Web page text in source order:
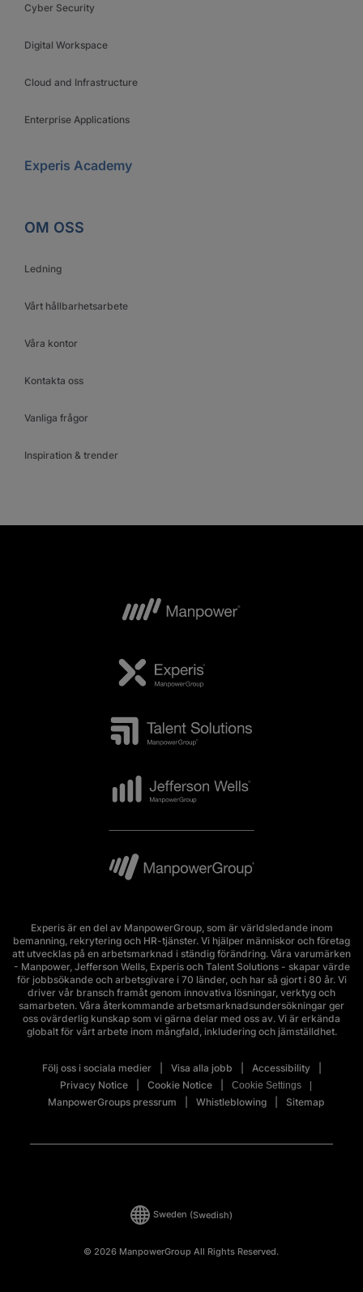
Cyber Security
Digital Workspace
Cloud and Infrastructure
Enterprise Applications
Experis Academy
OM OSS
Ledning
Vårt hållbarhetsarbete
Våra kontor
Kontakta oss
Vanliga frågor
Inspiration & trender
Experis är en del av ManpowerGroup, som är världsledande inom
bemanning, rekrytering och HR-tjänster. Vi hjälper människor och företag
att utvecklas på en arbetsmarknad i ständig förändring. Våra varumärken
- Manpower, Jefferson Wells, Experis och Talent Solutions - skapar värde
för jobbsökande och arbetsgivare i 70 länder, och har så gjort i 80 år. Vi
driver vår bransch framåt genom innovativa lösningar, verktyg och
samarbeten. Våra återkommande arbetsmarknadsundersökningar ger
oss ovärderlig kunskap som vi gärna delar med oss av. Vi är erkända
globalt för vårt arbete inom mångfald, inkludering och jämställdhet.
Följ oss i sociala medier Visa alla jobb
Accessibility
Privacy Notice
Cookie Notice Cookie Settings
ManpowerGroups pressrum Whistleblowing Sitemap
© 2026 ManpowerGroup All Rights Reserved.
Sweden (Swedish)